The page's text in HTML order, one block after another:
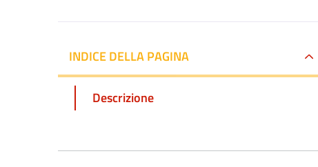
INDICE DELLA PAGINA
Descrizione